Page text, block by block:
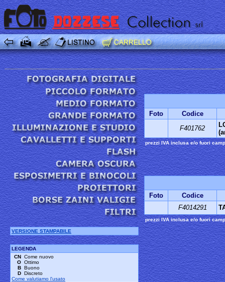
VERSIONE STAMPABILE
LEGENDA
CN Come nuovo
O Ottimo
B Buono
D Discreto
Come valutiamo l'usato
Foto
Codice
F401762
prezzi IVA inclusa e/o fuori
Foto
Codice
F4014291
prezzi IVA inclusa e/o fuori